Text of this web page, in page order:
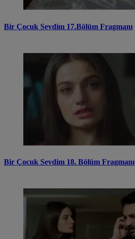
Bir Çocuk Sevdim 17.Bölüm Fragmanı
Bir Çocuk Sevdim 18. Bölüm Fragmanı